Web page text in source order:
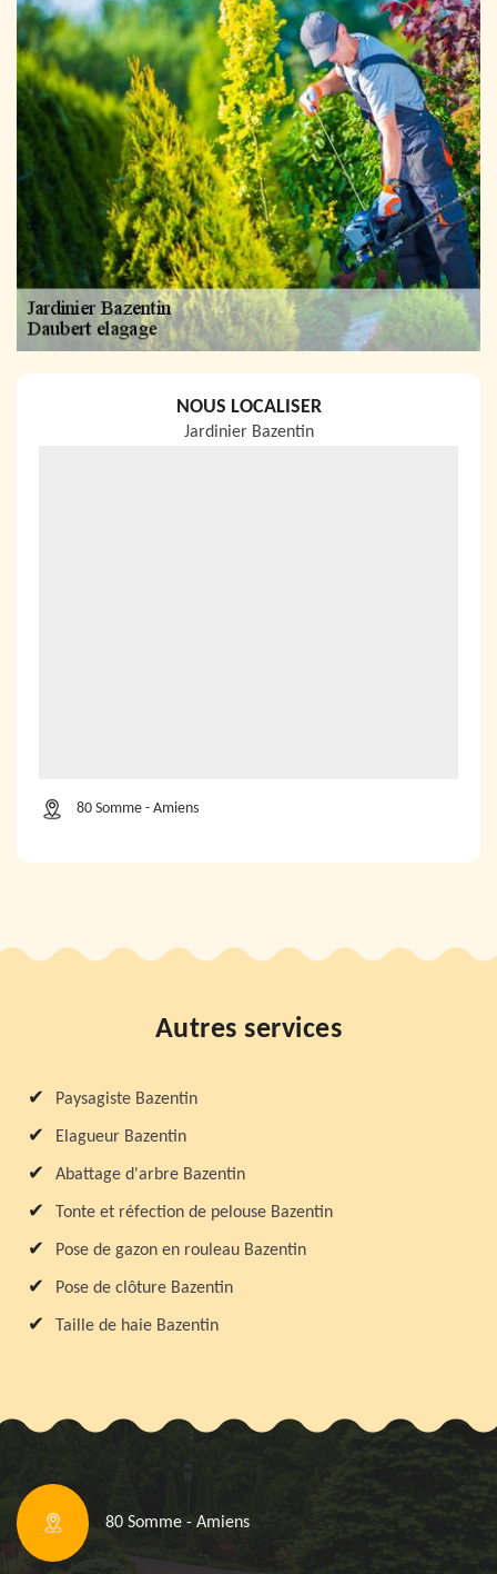
NOUS LOCALISER
Jardinier Bazentin
80 Somme - Amiens
Autres services
Paysagiste Bazentin
Elagueur Bazentin
Abattage d'arbre Bazentin
Tonte et réfection de pelouse Bazentin
Pose de gazon en rouleau Bazentin
Pose de clôture Bazentin
Taille de haie Bazentin
80 Somme - Amiens